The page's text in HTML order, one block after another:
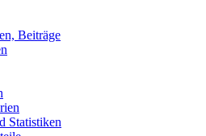
Beiträge
Statistiken